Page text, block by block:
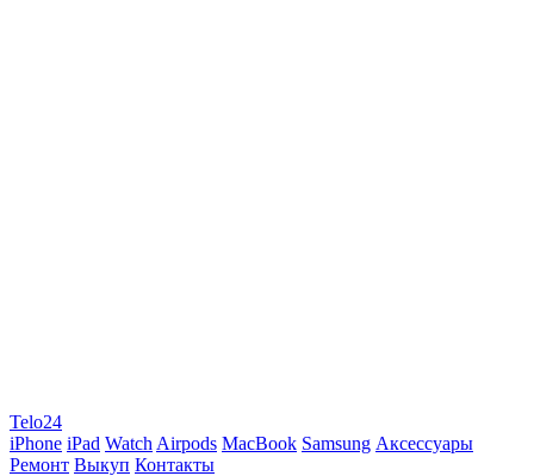
Telo24
iPhone iPad Watch Airpods MacBook Samsung Аксессуары
Ремонт Выкуп Контакты